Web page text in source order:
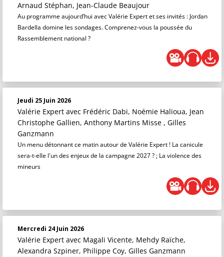
Arnaud Stéphan, Jean-Claude Beaujour
Au programme aujourd’hui avec Valérie Expert et ses invités : Jordan
Bardella domine les sondages. Comprenez-vous la poussée du
Rassemblement national ?
Jeudi 25 Juin 2026
Valérie Expert avec Frédéric Dabi, Noémie Halioua, Jean
Christophe Gallien, Anthony Martins Misse , Gilles
Ganzmann
Un menu détonnant ce matin autour de Valérie Expert ! La canicule
sera-t-elle l'un des enjeux de la campagne 2027 ? ; La violence des
mineurs
Mercredi 24 Juin 2026
Valérie Expert avec Magali Vicente, Mehdy Raïche,
Alexandra Szpiner, Philippe Coy, Gilles Ganzmann